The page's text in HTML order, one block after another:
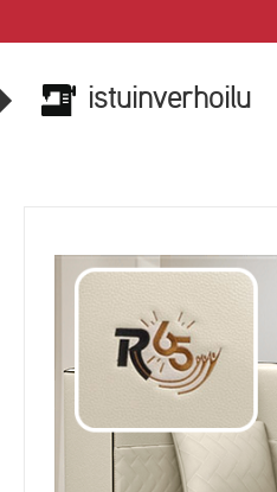
istuinverhoilu